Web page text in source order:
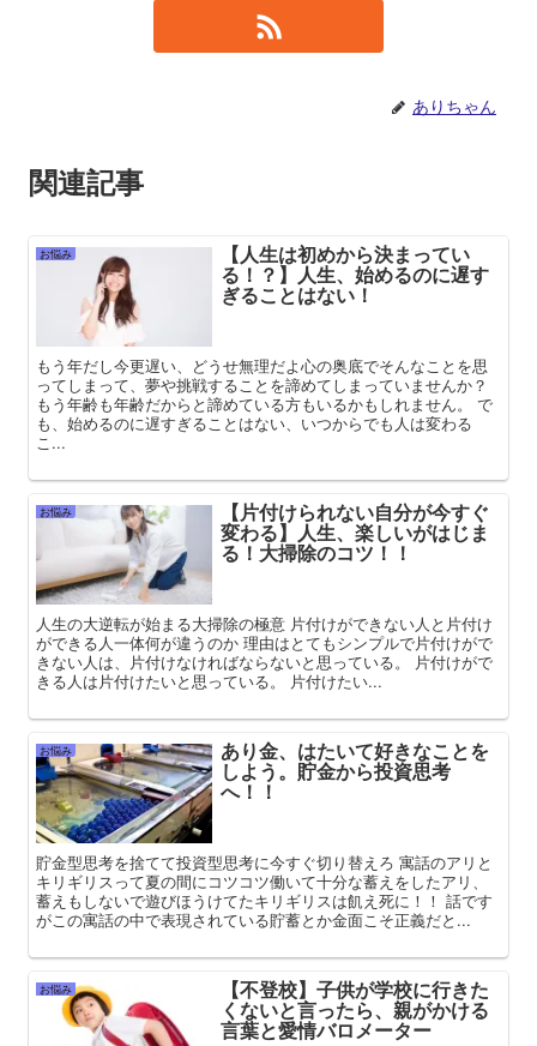
ありちゃん
関連記事
お悩み 【人生は初めから決まってい
る！？】人生、始めるのに遅す
ぎることはない！
もう年だし今更遅い、どうせ無理だよ心の奥底でそんなことを思
ってしまって、夢や挑戦することを諦めてしまっていませんか？
もう年齢も年齢だからと諦めている方もいるかもしれません。 で
も、始めるのに遅すぎることはない、いつからでも人は変わる
こ...
お悩み 【片付けられない自分が今すぐ
変わる】人生、楽しいがはじま
る！大掃除のコツ！！
人生の大逆転が始まる大掃除の極意 片付けができない人と片付け
ができる人一体何が違うのか 理由はとてもシンプルで片付けがで
きない人は、片付けなければならないと思っている。 片付けがで
きる人は片付けたいと思っている。 片付けたい...
お悩み あり金、はたいて好きなことを
しよう。貯金から投資思考
へ！！
貯金型思考を捨てて投資型思考に今すぐ切り替えろ 寓話のアリと
キリギリスって夏の間にコツコツ働いて十分な蓄えをしたアリ、
蓄えもしないで遊びほうけてたキリギリスは飢え死に！！ 話です
がこの寓話の中で表現されている貯蓄とか金面こそ正義だと...
お悩み 【不登校】子供が学校に行きた
くないと言ったら、親がかける
言葉と愛情バロメーター